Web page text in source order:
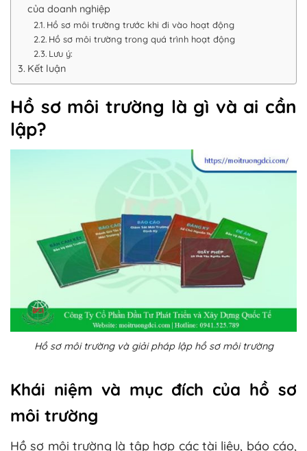
của doanh nghiệp
Hồ sơ môi trường trước khi đi vào hoạt động
Hồ sơ môi trường trong quá trình hoạt động
Lưu ý:
Kết luận
Hồ sơ môi trường là gì và ai cần
lập?
Hồ sơ môi trường và giải pháp lập hồ sơ môi trường
Khái niệm và mục đích của hồ sơ
môi trường
Hồ sơ môi trường là tập hợp các tài liệu, báo cáo,